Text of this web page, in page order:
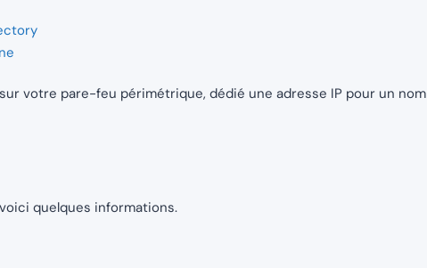
votre pare-feu périmétrique, dédié une adresse IP pour un nom
quelques informations.